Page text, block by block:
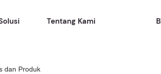
Tentang Kami
dan Produk